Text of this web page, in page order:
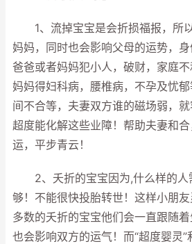
1、流掉宝宝是会折损福报，所
妈妈，同时也会影响父母的运势，
爸爸或者妈妈犯小人，破财，家庭
妈妈得妇科病，腰椎病，不孕及忧
间不合等，夫妻双方谁的磁场弱，
超度能化解这些业障！帮助夫妻和
运，平步青云！
2、夭折的宝宝因为,什么样的人
够！不能很快投胎转世！这样小朋友
多数的夭折的宝宝他们会一直跟随
也会影响双方的运气！而“超度婴灵”